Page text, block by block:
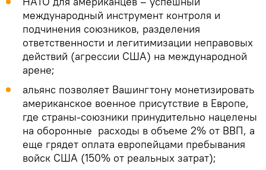
международный инструмент контроля и
подчинения союзников, разделения
ответственности и легитимизации неправовых
действий (агрессии США) на международной
арене;
альянс позволяет Вашингтону монетизировать
американское военное присутствие в Европе,
где страны-союзники принудительно нацелены
на оборонные расходы в объеме 2% от ВВП, а
еще грядет оплата европейцами пребывания
войск США (150% от реальных затрат);